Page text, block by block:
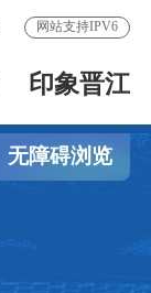
网站支持IPV6
印象晋江
无障碍浏览